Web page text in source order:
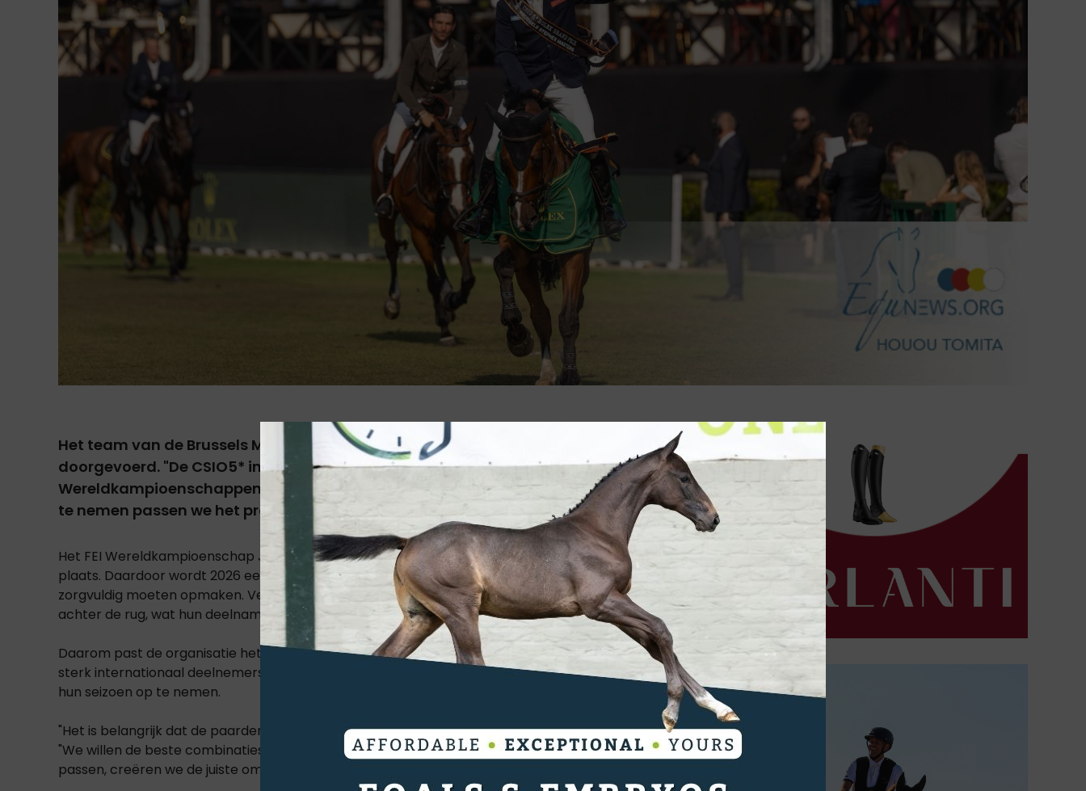
Het team van de Brussels Masters heeft een lichte wijziging in het programma
doorgevoerd. "De CSIO5* in Brussel komt dit jaar kort na afloop van de
Wereldkampioenschappen in Aken. Omdat we iedereen de kans willen geven deel
te nemen passen we het programma licht aan," vertelt de organisatie.
Het FEI Wereldkampioenschap Jumping in Aken vindt slechts enkele dagen voor Brussels Masters
plaats. Daardoor wordt 2026 een jaar waarin ruiters, eigenaars en teams hun planning extra
zorgvuldig moeten opmaken. Veel topcombinaties hebben dan net een Wereldkampioenschap
achter de rug, wat hun deelname aan een volledige CSI5*-week minder vanzelfsprekend maakt.
Daarom past de organisatie het vrijdagprogramma aan. Op die manier blijft er ruimte voor een
sterk internationaal deelnemersveld, terwijl ruiters meer flexibiliteit krijgen om Brussels Masters in
hun seizoen op te nemen.
"Het is belangrijk dat de paarden zorgvuldig kunnen ingezet worden," reageert Stephan Conter.
"We willen de beste combinaties ter wereld aan de start. Door het programma op rijdag aan te
passen, creëren we de juiste omstandigheden om ons concours in de planning op te nemen."